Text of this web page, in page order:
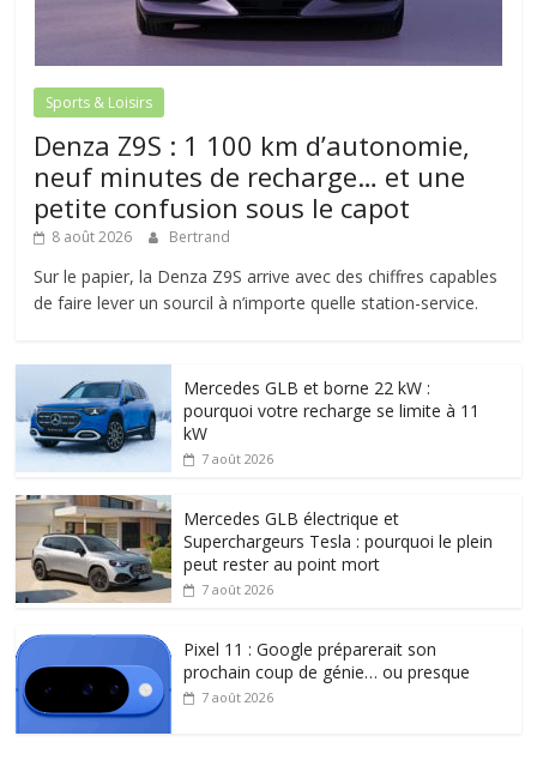
Sports & Loisirs
Denza Z9S : 1 100 km d’autonomie,
neuf minutes de recharge… et une
petite confusion sous le capot
8 août 2026 Bertrand
Sur le papier, la Denza Z9S arrive avec des chiffres capables
de faire lever un sourcil à n’importe quelle station-service.
Mercedes GLB et borne 22 kW :
pourquoi votre recharge se limite à 11
kW
7 août 2026
Mercedes GLB électrique et
Superchargeurs Tesla : pourquoi le plein
peut rester au point mort
7 août 2026
Pixel 11 : Google préparerait son
prochain coup de génie… ou presque
7 août 2026